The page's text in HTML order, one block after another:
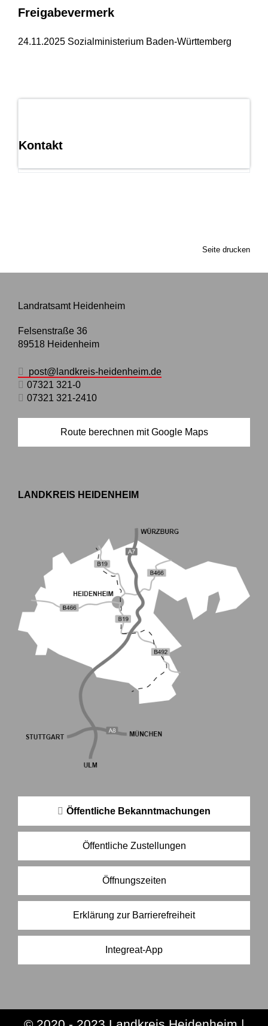
Kontakt
Freigabevermerk
24.11.2025 Sozialministerium Baden-Württemberg
Seite drucken
Landratsamt Heidenheim
Felsenstraße 36
89518 Heidenheim
post@landkreis-heidenheim.de
07321 321-0
07321 321-2410
Route berechnen mit Google Maps
LANDKREIS HEIDENHEIM
Öffentliche Bekanntmachungen
Öffentliche Zustellungen
Öffnungszeiten
Erklärung zur Barrierefreiheit
Integreat-App